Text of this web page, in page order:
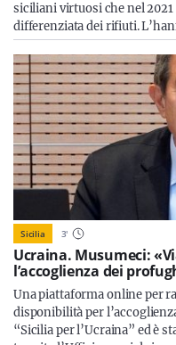
siciliani virtuosi che nel
differenziata dei rifiuti.
Sicilia 3'
Ucraina. Musumeci:
l’accoglienza dei
Una piattaforma online per
disponibilità per
“Sicilia per l’Ucraina” ed è